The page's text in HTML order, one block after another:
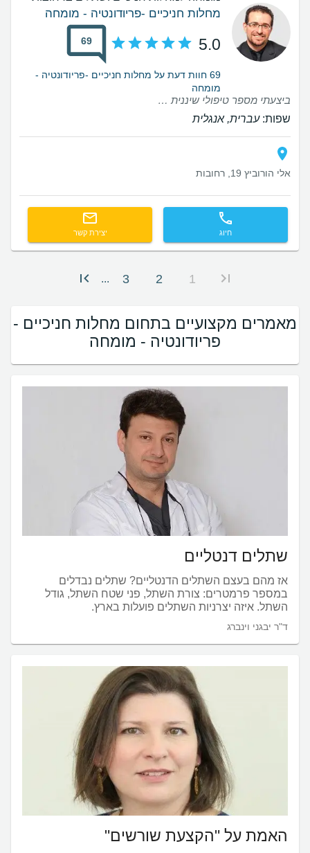
מחלות חניכיים -פריודונטיה - מומחה
5.0
69
69 חוות דעת על מחלות חניכיים -פריודונטיה -
מומחה
‏ביצעתי מספר טיפולי שיננית במרפאה ‏חייב לציין לחיוב את סיון שעזרה לי למצוא תור בהקדם וגם את השיננית רויטל על טיפול מקצועי מאוד
שפות:עברית, אנגלית
אלי הורוביץ 19, רחובות
חיוג יצירת קשר
1
2
3
...
מאמרים מקצועיים בתחום מחלות חניכיים -
פריודונטיה - מומחה
שתלים דנטליים
אז מהם בעצם השתלים הדנטליים? שתלים נבדלים
במספר פרמטרים: צורת השתל, פני שטח השתל, גודל
השתל. איזה יצרניות השתלים פועלות בארץ.
ד"ר יבגני וינברג
האמת על "הקצעת שורשים"